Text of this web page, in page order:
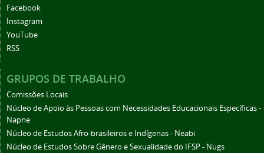
Facebook
Instagram
YouTube
RSS
GRUPOS DE TRABALHO
Comissões Locais
Núcleo de Apoio às Pessoas com Necessidades Educacionais Específicas -
Napne
Núcleo de Estudos Afro-brasileiros e Indígenas - Neabi
Núcleo de Estudos Sobre Gênero e Sexualidade do IFSP - Nugs